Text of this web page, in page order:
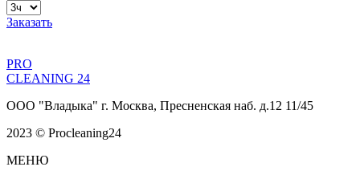
Заказать
PRO
CLEANING 24
ООО "Владыка" г. Москва, Пресненская наб. д.12 11/45
2023 © Procleaning24
МЕНЮ